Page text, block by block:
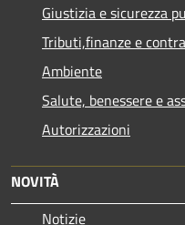
Giustizia e sicurezza
Tributi,finanze e
Ambiente
Salute, benessere e
Autorizzazioni
NOVITÀ
Notizie